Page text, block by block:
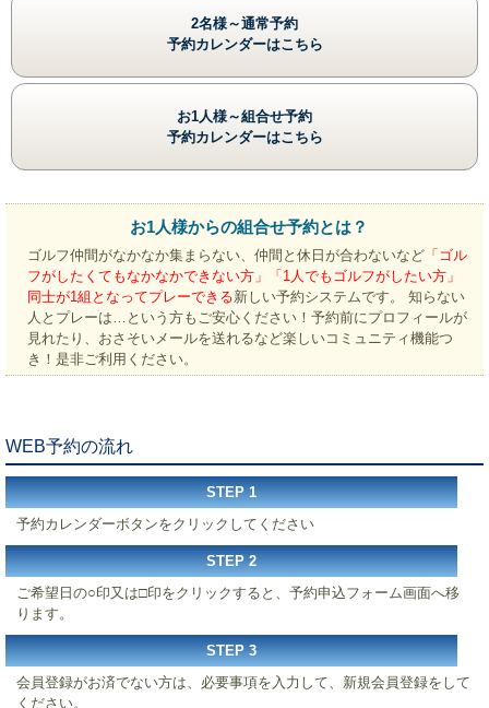
2名様～通常予約
予約カレンダーはこちら
お1人様～組合せ予約
予約カレンダーはこちら
お1人様からの組合せ予約とは？
ゴルフ仲間がなかなか集まらない、仲間と休日が合わないなど 「ゴル
フがしたくてもなかなかできない方」「1人でもゴルフがしたい方」
同士が1組となってプレーできる新しい予約システムです。 知らない
人とプレーは…という方もご安心ください！予約前にプロフィールが
見れたり、おさそいメールを送れるなど楽しいコミュニティ機能つ
き！是非ご利用ください。
WEB予約の流れ
STEP 1
予約カレンダーボタンをクリックしてください
STEP 2
ご希望日の○印又は□印をクリックすると、予約申込フォーム画面へ移
ります。
STEP 3
会員登録がお済でない方は、必要事項を入力して、新規会員登録をして
ください。